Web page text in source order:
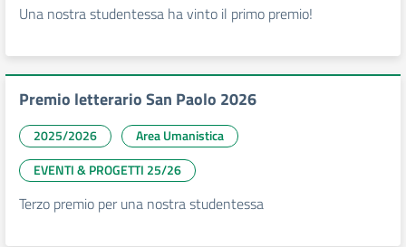
Una nostra studentessa ha vinto il primo premio!
Premio letterario San Paolo 2026
2025/2026
Area Umanistica
EVENTI & PROGETTI 25/26
Terzo premio per una nostra studentessa